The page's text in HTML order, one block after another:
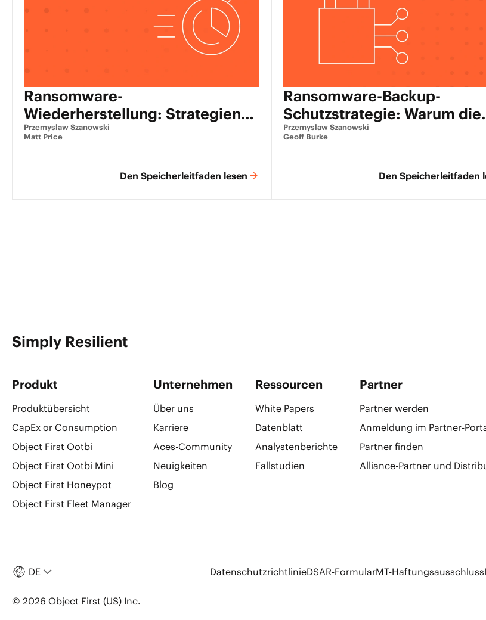
Ransomware-
Wiederherstellung: Strategien
zur Verhinderung und
Przemyslaw Szanowski
Matt Price
Den Speicherleitfaden lesen
Ransomware-Backup-
Schutzstrategie: Warum die
meisten scheitern und was
Przemyslaw Szanowski
Geoff Burke
Den Speicherleitfaden
Simply Resilient
Produkt
Produktübersicht
CapEx or Consumption
Object First Ootbi
Object First Ootbi Mini
Object First Honeypot
Object First Fleet Manager
Unternehmen
Über uns
Karriere
Aces-Community
Neuigkeiten
Blog
Ressourcen
White Papers
Datenblatt
Analystenberichte
Fallstudien
Partner
Partner werden
Anmeldung im Partner-
Partner finden
Alliance-Partner und
DE DatenschutzrichtlinieDSAR-FormularMT-Haftungsausschluss
© 2026 Object First (US) Inc.